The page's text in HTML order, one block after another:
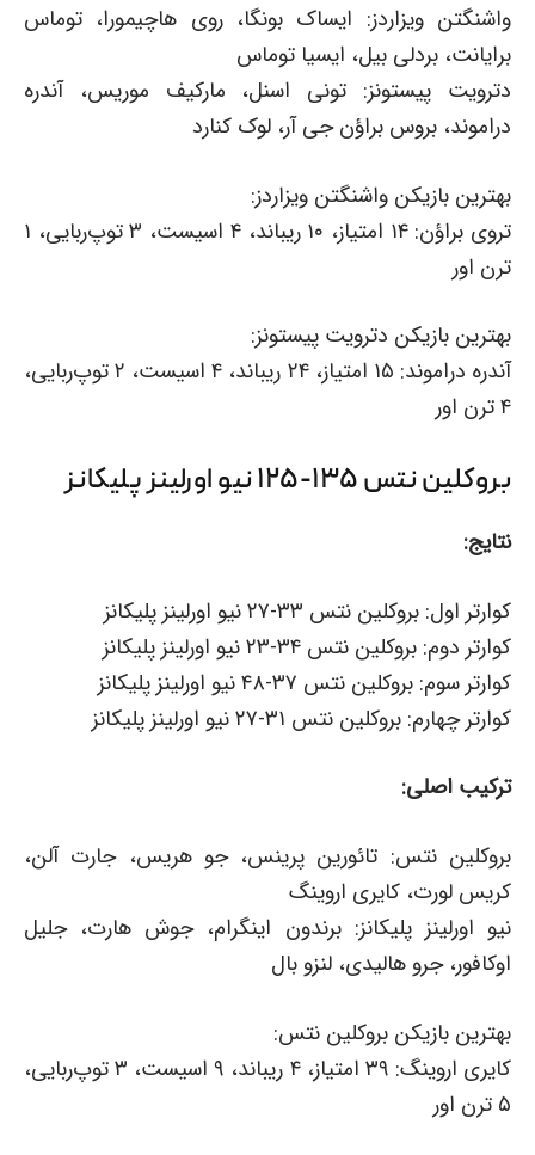
واشنگتن ویزاردز: ایساک بونگا، روی هاچیمورا، توماس
برایانت، بردلی بیل، ایسیا توماس
دترویت پیستونز: تونی اسنل، مارکیف موریس، آندره
دراموند، بروس براؤن جی آر، لوک کنارد
بهترین بازیکن واشنگتن ویزاردز:
تروی براؤن: ۱۴ امتیاز، ۱۰ ریباند، ۴ اسیست، ۳ توپ‌ربایی، ۱
ترن اور
بهترین بازیکن دترویت پیستونز:
آندره دراموند: ۱۵ امتیاز، ۲۴ ریباند، ۴ اسیست، ۲ توپ‌ربایی،
۴ ترن اور
بروکلین نتس ۱۳۵-۱۲۵ نیو اورلینز پلیکانز
نتایج:
کوارتر اول: بروکلین نتس ۳۳-۲۷ نیو اورلینز پلیکانز
کوارتر دوم: بروکلین نتس ۳۴-۲۳ نیو اورلینز پلیکانز
کوارتر سوم: بروکلین نتس ۳۷-۴۸ نیو اورلینز پلیکانز
کوارتر چهارم: بروکلین نتس ۳۱-۲۷ نیو اورلینز پلیکانز
ترکیب اصلی:
بروکلین نتس: تائورین پرینس، جو هریس، جارت آلن،
کریس لورت، کایری اروینگ
نیو اورلینز پلیکانز: برندون اینگرام، جوش هارت، جلیل
اوکافور، جرو هالیدی، لنزو بال
بهترین بازیکن بروکلین نتس:
کایری اروینگ: ۳۹ امتیاز، ۴ ریباند، ۹ اسیست، ۳ توپ‌ربایی،
۵ ترن اور